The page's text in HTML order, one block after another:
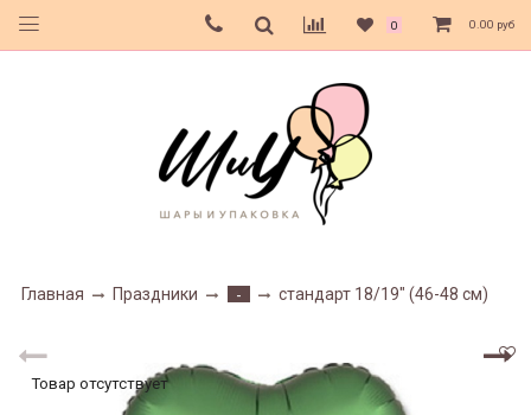
0 0.00 руб
Главная Праздники - стандарт 18/19" (46-48 см)
Товар отсутствует